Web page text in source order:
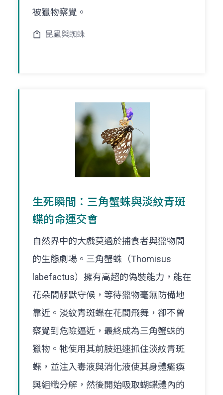
被獵物察覺。
昆蟲與蜘蛛
生死瞬間：三角蟹蛛與淡紋青斑
蝶的命運交會
自然界中的大戲莫過於捕食者與獵物間
的生態劇場。三角蟹蛛（Thomisus
labefactus）擁有高超的偽裝能力，能在
花朵間靜默守候，等待獵物毫無防備地
靠近。淡紋青斑蝶在花間飛舞，卻不曾
察覺到危險逼近，最終成為三角蟹蛛的
獵物。牠使用其前肢迅速抓住淡紋青斑
蝶，並注入毒液與消化液使其身體癱瘓
與組織分解，然後開始吸取蝴蝶體內的